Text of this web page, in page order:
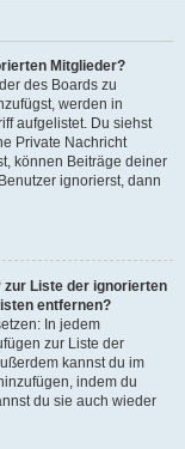
Mitglieder?
des Boards zu
werden in
aufgelistet. Du siehst
Private Nachricht
können Beiträge deiner
ignorierst, dann
zur Liste der ignorierten
entfernen?
In jedem
zur Liste der
kannst du im
indem du
du sie auch wieder